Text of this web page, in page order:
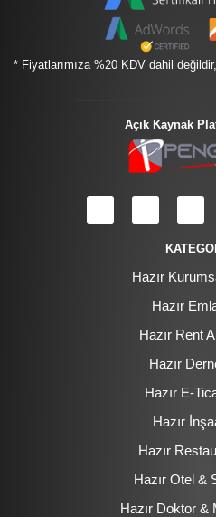
* Fiyatlarımıza %20 KDV dahil
Açık Kaynak
Hazır
Hazır
Hazır Rent
Hazır
Hazır E-
Hazır
Hazır
Hazır Otel &
Hazır Doktor &